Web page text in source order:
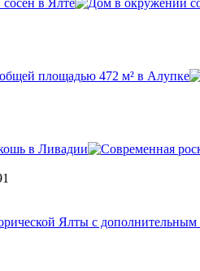
в Ялте
площадью 472 м² в Алупке
в Ливадии
Ялты с